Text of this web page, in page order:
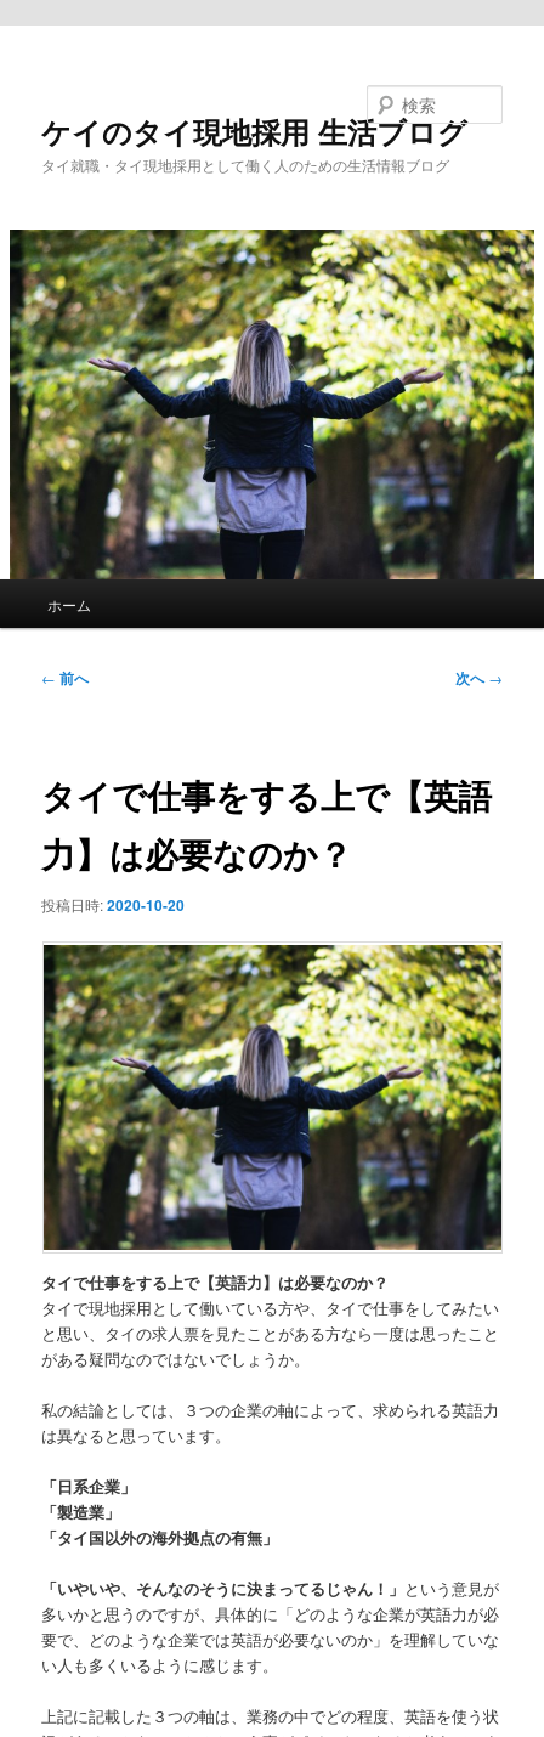
ケイのタイ現地採用 生活ブログ
タイ就職・タイ現地採用として働く人のための生活情報ブログ
ホーム
投
ゲ
ー
ョ
ン
← 前へ 次へ→
タイで仕事をする上で【英語
力】は必要なのか？
投稿日時:2020-10-20
タイで仕事をする上で【英語力】は必要なのか？
タイで現地採用として働いている方や、タイで仕事をしてみたい
と思い、タイの求人票を見たことがある方なら一度は思ったこと
がある疑問なのではないでしょうか。
私の結論としては、３つの企業の軸によって、求められる英語力
は異なると思っています。
「日系企業」
「製造業」
「タイ国以外の海外拠点の有無」
「いやいや、そんなのそうに決まってるじゃん！」 という意見が
多いかと思うのですが、具体的に「どのような企業が英語力が必
要で、どのような企業では英語が必要ないのか」を理解していな
い人も多くいるように感じます。
上記に記載した３つの軸は、業務の中でどの程度、英語を使う状